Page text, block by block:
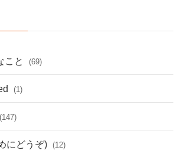
こと (69)
(1)
(147)
にどうぞ) (12)